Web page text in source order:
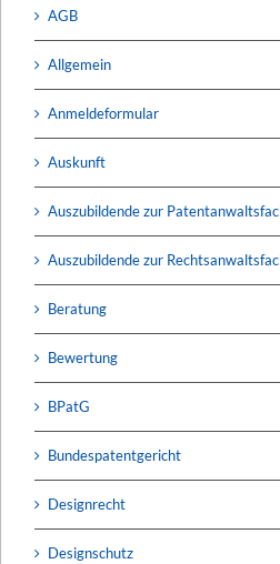
AGB
Allgemein
Anmeldeformular
Auskunft
Auszubildende zur
Auszubildende zur
Beratung
Bewertung
BPatG
Bundespatentgericht
Designrecht
Designschutz